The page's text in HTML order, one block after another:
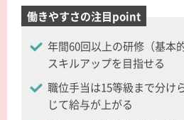
働きやすさの注目point
年間60回以上の研修（基本
スキルアップを目指せる
職位手当は15等級まで分け
じて給与が上がる